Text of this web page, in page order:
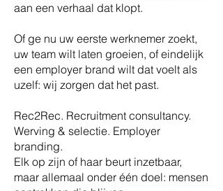
aan een verhaal dat klopt.
Of ge nu uw eerste werknemer zoekt,
uw team wilt laten groeien, of eindelijk
een employer brand wilt dat voelt als
uzelf: wij zorgen dat het past.
Rec2Rec. Recruitment consultancy.
Werving & selectie. Employer
branding.
Elk op zijn of haar beurt inzetbaar,
maar allemaal onder één doel: mensen